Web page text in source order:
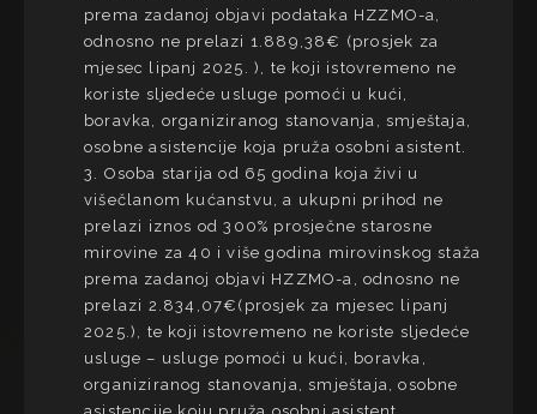
prema zadanoj objavi podataka HZZMO-a,
odnosno ne prelazi 1.889,38€ (prosjek za
mjesec lipanj 2025. ), te koji istovremeno ne
koriste sljedeće usluge pomoći u kući,
boravka, organiziranog stanovanja, smještaja,
osobne asistencije koja pruža osobni asistent.
3. Osoba starija od 65 godina koja živi u
višečlanom kućanstvu, a ukupni prihod ne
prelazi iznos od 300% prosječne starosne
mirovine za 40 i više godina mirovinskog staža
prema zadanoj objavi HZZMO-a, odnosno ne
prelazi 2.834,07€(prosjek za mjesec lipanj
2025.), te koji istovremeno ne koriste sljedeće
usluge – usluge pomoći u kući, boravka,
organiziranog stanovanja, smještaja, osobne